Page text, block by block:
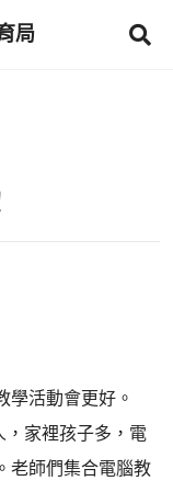
局
學活動會更好。
，家裡孩子多，電
老師們集合電腦教